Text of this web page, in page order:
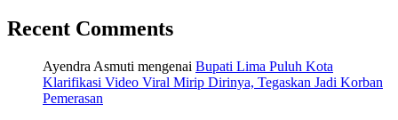
Recent Comments
Ayendra Asmuti mengenai Bupati Lima Puluh Kota
Klarifikasi Video Viral Mirip Dirinya, Tegaskan Jadi Korban
Pemerasan